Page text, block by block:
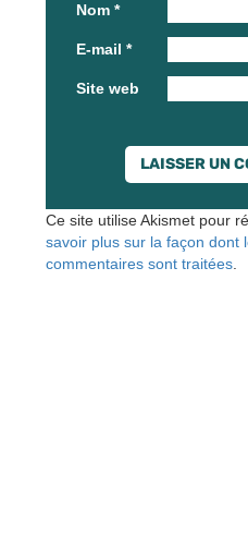
Nom *
E-mail *
Site web
Ce site utilise Akismet pour
savoir plus sur la façon dont
commentaires sont traitées